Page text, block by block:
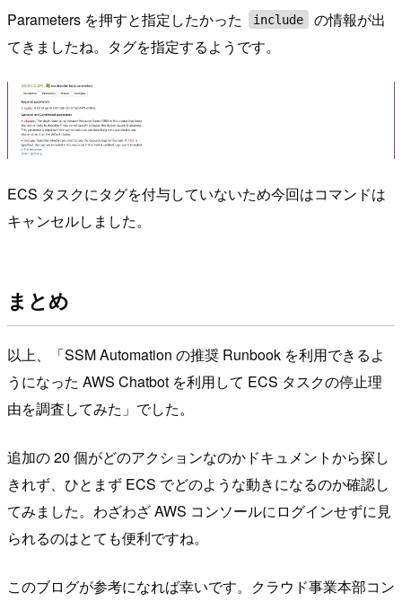
Parameters を押すと指定したかった include
の情報が出
てきましたね。タグを指定するようです。
ECS タスクにタグを付与していないため今回はコマンドは
キャンセルしました。
まとめ
以上、「SSM Automation の推奨 Runbook を利用できるよ
うになった AWS Chatbot を利用して ECS タスクの停止理
由を調査してみた」でした。
追加の 20 個がどのアクションなのかドキュメントから探し
きれず、ひとまず ECS でどのような動きになるのか確認し
てみました。わざわざ AWS コンソールにログインせずに見
られるのはとても便利ですね。
このブログが参考になれば幸いです。クラウド事業本部コン